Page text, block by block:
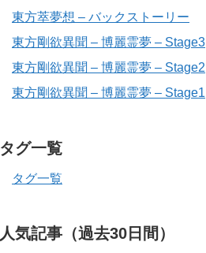
東方萃夢想 – バックストーリー
東方剛欲異聞 – 博麗霊夢 – Stage3
東方剛欲異聞 – 博麗霊夢 – Stage2
東方剛欲異聞 – 博麗霊夢 – Stage1
タグ一覧
タグ一覧
人気記事（過去30日間）